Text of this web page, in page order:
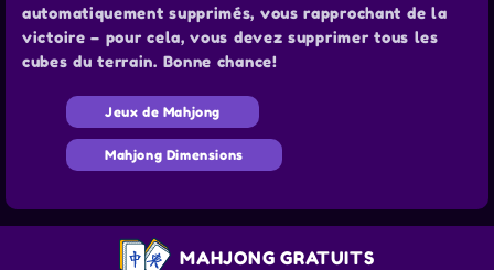
automatiquement supprimés, vous rapprochant de la
victoire – pour cela, vous devez supprimer tous les
cubes du terrain. Bonne chance!
Jeux de Mahjong
Mahjong Dimensions
MAHJONG GRATUITS